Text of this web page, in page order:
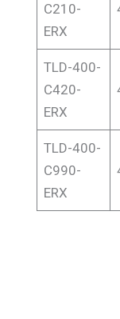
C210-
ERX
TLD-400-
C420-
ERX
TLD-400-
C990-
ERX